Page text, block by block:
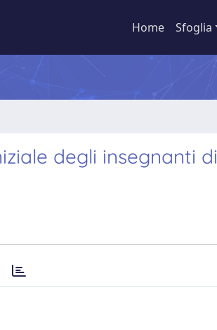
Home Sfoglia
degli insegnanti di